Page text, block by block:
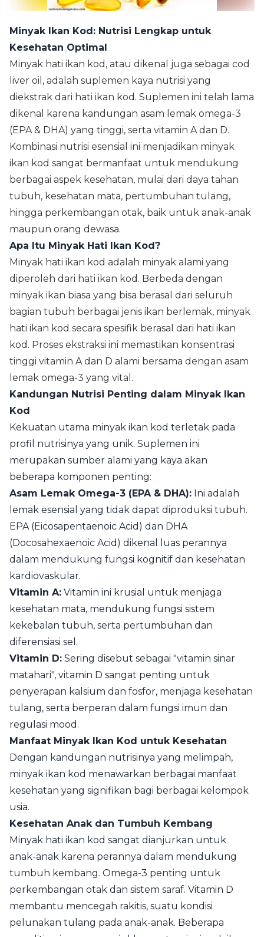
Minyak Ikan Kod: Nutrisi Lengkap untuk
Kesehatan Optimal
Minyak hati ikan kod, atau dikenal juga sebagai cod
liver oil, adalah suplemen kaya nutrisi yang
diekstrak dari hati ikan kod. Suplemen ini telah lama
dikenal karena kandungan asam lemak omega-3
(EPA & DHA) yang tinggi, serta vitamin A dan D.
Kombinasi nutrisi esensial ini menjadikan minyak
ikan kod sangat bermanfaat untuk mendukung
berbagai aspek kesehatan, mulai dari daya tahan
tubuh, kesehatan mata, pertumbuhan tulang,
hingga perkembangan otak, baik untuk anak-anak
maupun orang dewasa.
Apa Itu Minyak Hati Ikan Kod?
Minyak hati ikan kod adalah minyak alami yang
diperoleh dari hati ikan kod. Berbeda dengan
minyak ikan biasa yang bisa berasal dari seluruh
bagian tubuh berbagai jenis ikan berlemak, minyak
hati ikan kod secara spesifik berasal dari hati ikan
kod. Proses ekstraksi ini memastikan konsentrasi
tinggi vitamin A dan D alami bersama dengan asam
lemak omega-3 yang vital.
Kandungan Nutrisi Penting dalam Minyak Ikan
Kod
Kekuatan utama minyak ikan kod terletak pada
profil nutrisinya yang unik. Suplemen ini
merupakan sumber alami yang kaya akan
beberapa komponen penting:
Asam Lemak Omega-3 (EPA & DHA): Ini adalah
lemak esensial yang tidak dapat diproduksi tubuh.
EPA (Eicosapentaenoic Acid) dan DHA
(Docosahexaenoic Acid) dikenal luas perannya
dalam mendukung fungsi kognitif dan kesehatan
kardiovaskular.
Vitamin A: Vitamin ini krusial untuk menjaga
kesehatan mata, mendukung fungsi sistem
kekebalan tubuh, serta pertumbuhan dan
diferensiasi sel.
Vitamin D: Sering disebut sebagai "vitamin sinar
matahari", vitamin D sangat penting untuk
penyerapan kalsium dan fosfor, menjaga kesehatan
tulang, serta berperan dalam fungsi imun dan
regulasi mood.
Manfaat Minyak Ikan Kod untuk Kesehatan
Dengan kandungan nutrisinya yang melimpah,
minyak ikan kod menawarkan berbagai manfaat
kesehatan yang signifikan bagi berbagai kelompok
usia.
Kesehatan Anak dan Tumbuh Kembang
Minyak hati ikan kod sangat dianjurkan untuk
anak-anak karena perannya dalam mendukung
tumbuh kembang. Omega-3 penting untuk
perkembangan otak dan sistem saraf. Vitamin D
membantu mencegah rakitis, suatu kondisi
pelunakan tulang pada anak-anak. Beberapa